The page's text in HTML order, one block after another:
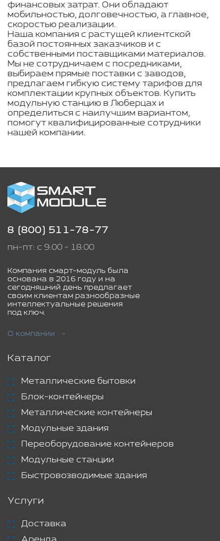
финансовых затрат. Они обладают
мобильностью, долговечностью, а главное,
скоростью реализации.
Наша компания с растущей клиентской
базой постоянных заказчиков и с
собственными поставщиками материалов.
Мы не сотрудничаем с посредниками,
выбираем прямые поставки с заводов,
предлагаем гибкую систему тарифов для
комплектации крупных объектов. Купить
модульную станцию в Люберцах и
определиться с наилучшим вариантом,
помогут квалифицированные сотрудники
нашей компании.
8 (800) 511-78-77
пн-пт: с 9:00 - 18:00
Компания смарт-модуль была
основана в 2016 году и на
сегодняшний день предлагает
своим клиентам разнообразные
интеллектуальные решения
под ключ.
О компании
Каталог
Металлические бытовки
Блок-контейнеры
Металлические контейнеры
Модульные здания
Переоборудование контейнеров
Модульные станции
Быстровозводимые здания
Услуги
Доставка